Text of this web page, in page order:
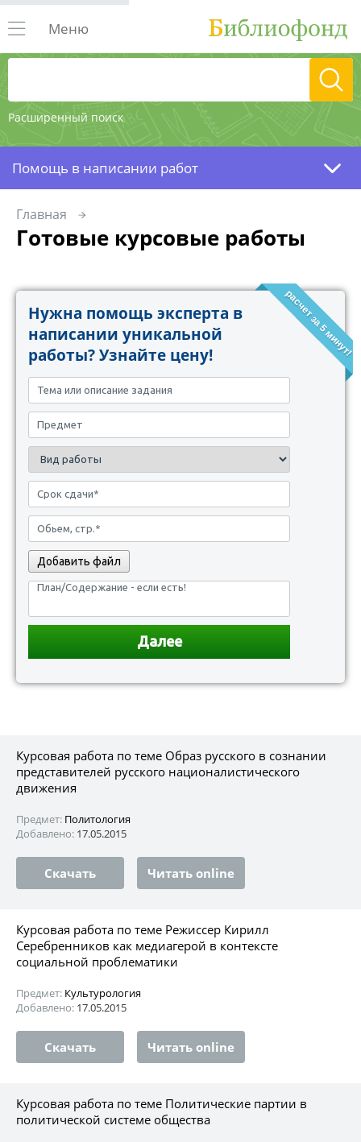
Расширенный поиск
Меню
Помощь в написании работ
Главная
Готовые курсовые работы
расчет за 5 минут!
Нужна помощь эксперта в
написании уникальной
работы? Узнайте цену!
Добавить файл
Курсовая работа по теме Образ русского в сознании
представителей русского националистического
движения
Предмет: Политология
Добавлено: 17.05.2015
Скачать Читать online
Курсовая работа по теме Режиссер Кирилл
Серебренников как медиагерой в контексте
социальной проблематики
Предмет: Культурология
Добавлено: 17.05.2015
Скачать Читать online
Курсовая работа по теме Политические партии в
политической системе общества